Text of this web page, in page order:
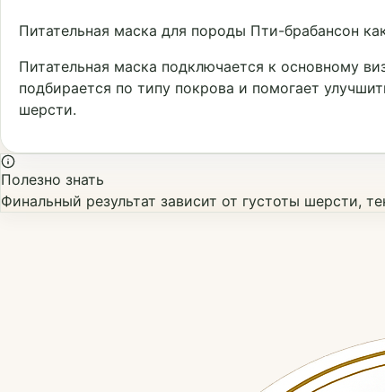
Питательная маска для породы Пти-брабансон
Питательная маска подключается к основному
подбирается по типу покрова и помогает
шерсти.
Полезно знать
Финальный результат зависит от густоты шерсти,